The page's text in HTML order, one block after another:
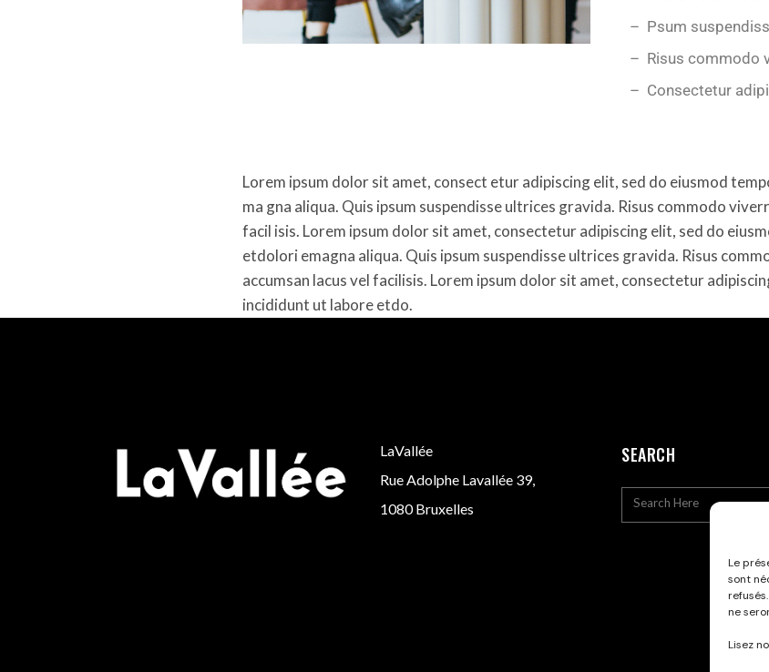
Le
sont
ne
Lisez
– Psum
– Risus commodo
– Consectetur
Lorem ipsum dolor sit amet, consect etur adipiscing elit, sed do eiusmod
ma gna aliqua. Quis ipsum suspendisse ultrices gravida. Risus commodo
facil isis. Lorem ipsum dolor sit amet, consectetur adipiscing elit, sed do
etdolori emagna aliqua. Quis ipsum suspendisse ultrices gravida. Risus
accumsan lacus vel facilisis. Lorem ipsum dolor sit amet, consectetur
incididunt ut labore etdo.
LaVallée
Rue Adolphe Lavallée 39,
1080 Bruxelles
SEARCH